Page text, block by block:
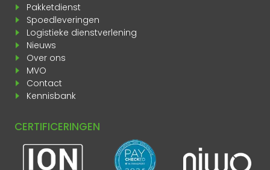
Pakketdienst
Spoedleveringen
Logistieke dienstverlening
Nieuws
Over ons
MVO
Contact
Kennisbank
CERTIFICERINGEN